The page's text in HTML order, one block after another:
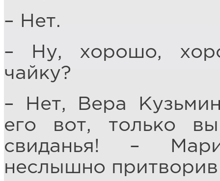
– Нет.
– Ну, хорошо,
чайку?
– Нет, Вера
его вот, только
свиданья! –
неслышно